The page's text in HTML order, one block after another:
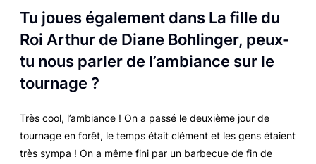
Tu joues également dans La fille du
Roi Arthur de Diane Bohlinger, peux-
tu nous parler de l’ambiance sur le
tournage ?
Très cool, l’ambiance ! On a passé le deuxième jour de
tournage en forêt, le temps était clément et les gens étaient
très sympa ! On a même fini par un barbecue de fin de